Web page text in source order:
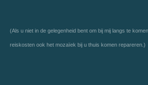
(Als u niet in de gelegenheid bent om bij mij langs te
reiskosten ook het mozaïek bij u thuis komen repareren.)